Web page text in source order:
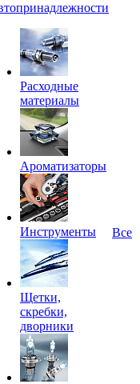
Расходные
материалы
Ароматизаторы
Инструменты
Щетки,
скребки,
дворники
Все